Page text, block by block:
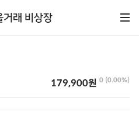
0 (0.00%)
179,900원